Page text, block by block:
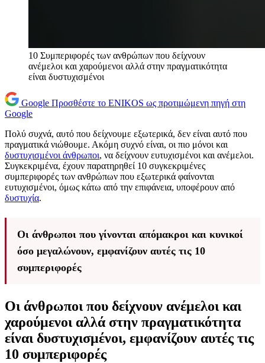
10 Συμπεριφορές των ανθρώπων που δείχνουν
ανέμελοι και χαρούμενοι αλλά στην πραγματικότητα
είναι δυστυχισμένοι
Google Προσθέστε το ENIKOS ως προτιμώμενη πηγή στη
Google
Πολύ συχνά, αυτό που δείχνουμε εξωτερικά, δεν είναι αυτό που
πραγματικά νιώθουμε. Ακόμη συχνό είναι, οι πιο μόνοι και
δυστυχισμένοι άνθρωποι, να δείχνουν ευτυχισμένοι και ανέμελοι.
Συγκεκριμένα, έχουν παρατηρηθεί 10 συγκεκριμένες
συμπεριφορές των ανθρώπων που εξωτερικά φαίνονται
ευτυχισμένοι, όμως κάτω από την επιφάνεια, υποφέρουν από
δυστυχία.
Οι άνθρωποι που γίνονται απόμακροι και κυνικοί
όσο μεγαλώνουν, εμφανίζουν αυτές τις 10
συμπεριφορές
Οι άνθρωποι που δείχνουν ανέμελοι και
χαρούμενοι αλλά στην πραγματικότητα
είναι δυστυχισμένοι, εμφανίζουν αυτές τις
10 συμπεριφορές